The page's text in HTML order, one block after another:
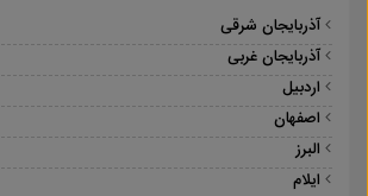
آذربایجان شرقی
آذربایجان غربی
اردبیل
اصفهان
البرز
ایلام